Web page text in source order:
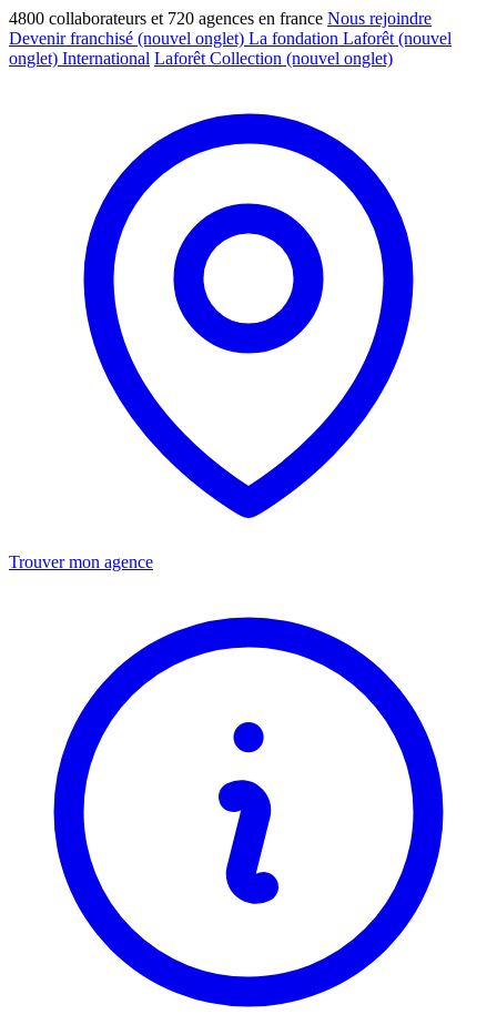
4800 collaborateurs et 720 agences en france Nous rejoindre
Devenir franchisé (nouvel onglet) La fondation Laforêt (nouvel
onglet) International Laforêt Collection (nouvel onglet)
Trouver mon agence